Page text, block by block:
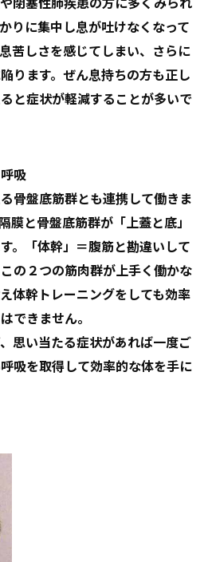
りに集中し息が吐けなくなって
苦しさを感じてしまい、さらに
ります。ぜん息持ちの方も正し
と症状が軽減することが多いで
吸
骨盤底筋群とも連携して働きま
膜と骨盤底筋群が「上蓋と底」
。「体幹」＝腹筋と勘違いして
の２つの筋肉群が上手く働かな
体幹トレーニングをしても効率
できません。
思い当たる症状があれば一度ご
吸を取得して効率的な体を手に